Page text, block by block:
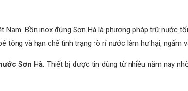
Bồn inox đứng Sơn Hà là phương pháp trữ nước
tông và hạn chế tình trạng rò rỉ nước làm hư hại, ngấm
Sơn Hà. Thiết bị được tin dùng từ nhiều năm nay